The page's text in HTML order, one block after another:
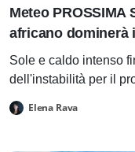
Meteo PROSSIMA
africano dominerà
Sole e caldo intenso
dell'instabilità per il
Elena Rava